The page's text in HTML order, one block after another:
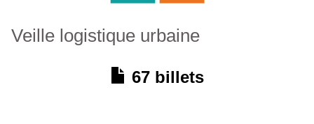
Veille logistique urbaine
67 billets